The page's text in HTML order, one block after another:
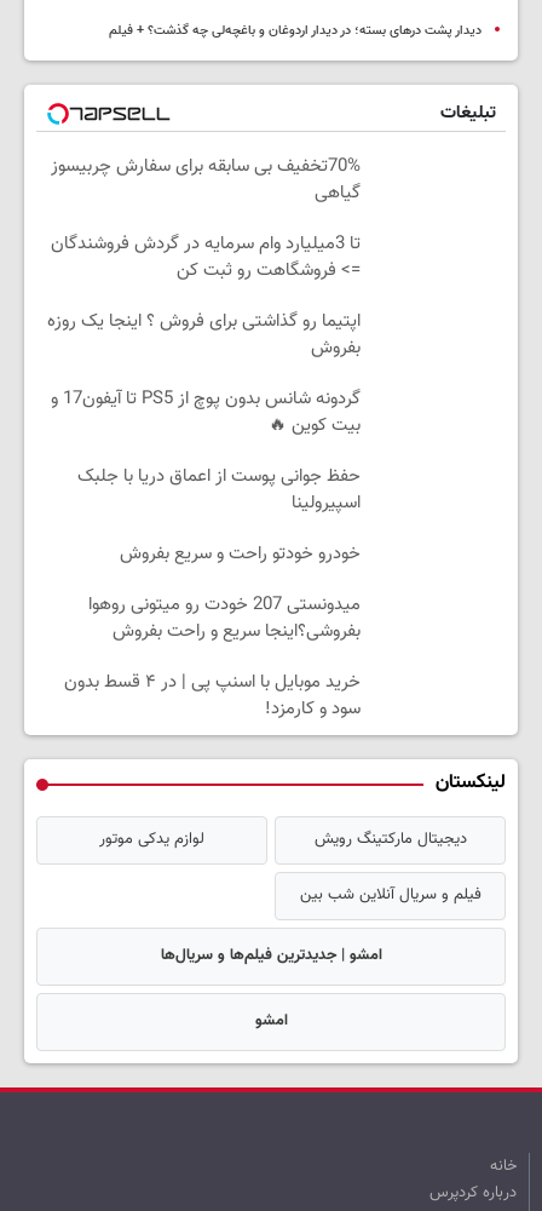
دیدار پشت درهای بسته؛ در دیدار اردوغان و باغچه‌لی چه گذشت؟ + فیلم
تبلیغات
70%تخفیف بی سابقه برای سفارش چربیسوز
گیاهی
تا 3میلیارد وام سرمایه در گردش فروشندگان
=> فروشگاهت رو ثبت کن
اپتیما رو گذاشتی برای فروش ؟ اینجا یک روزه
بفروش
گردونه شانس بدون پوچ از PS5 تا آیفون17 و
بیت کوین 🔥
حفظ جوانی پوست از اعماق دریا با جلبک
اسپیرولینا
خودرو خودتو راحت و سریع بفروش
میدونستی 207 خودت رو میتونی روهوا
بفروشی؟اینجا سریع و راحت بفروش
خرید موبایل با اسنپ پی | در ۴ قسط بدون
سود و کارمزد!
لینکستان
دیجیتال مارکتینگ رویش لوازم یدکی موتور
فیلم و سریال آنلاین شب بین
امشو | جدیدترین فیلم‌ها و سریال‌ها
امشو
خانه
درباره کردپرس